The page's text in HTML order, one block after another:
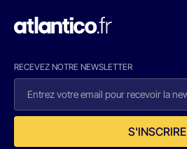
RECEVEZ NOTRE NEWSLETTER
S'INSCRIRE